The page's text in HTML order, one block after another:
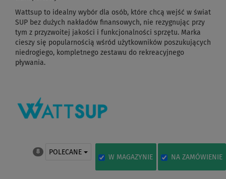
Wattsup to idealny wybór dla osób, które chcą wejść w świat
SUP bez dużych nakładów finansowych, nie rezygnując przy
tym z przyzwoitej jakości i funkcjonalności sprzętu. Marka
cieszy się popularnością wśród użytkowników poszukujących
niedrogiego, kompletnego zestawu do rekreacyjnego
pływania.
8 POLECANE
W MAGAZYNIE NA ZAMÓWIENIE